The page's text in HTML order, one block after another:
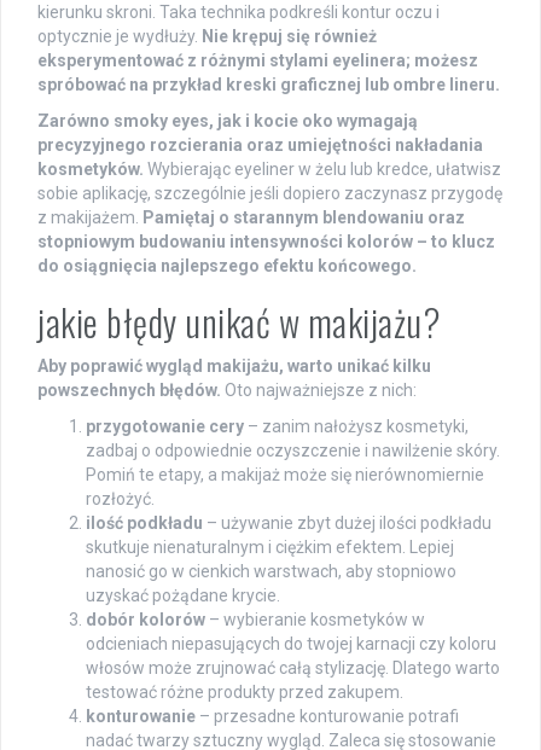
kierunku skroni. Taka technika podkreśli kontur oczu i
optycznie je wydłuży. Nie krępuj się również
eksperymentować z różnymi stylami eyelinera; możesz
spróbować na przykład kreski graficznej lub ombre lineru.
Zarówno smoky eyes, jak i kocie oko wymagają
precyzyjnego rozcierania oraz umiejętności nakładania
kosmetyków. Wybierając eyeliner w żelu lub kredce, ułatwisz
sobie aplikację, szczególnie jeśli dopiero zaczynasz przygodę
z makijażem. Pamiętaj o starannym blendowaniu oraz
stopniowym budowaniu intensywności kolorów – to klucz
do osiągnięcia najlepszego efektu końcowego.
jakie błędy unikać w makijażu?
Aby poprawić wygląd makijażu, warto unikać kilku
powszechnych błędów. Oto najważniejsze z nich:
przygotowanie cery – zanim nałożysz kosmetyki,
zadbaj o odpowiednie oczyszczenie i nawilżenie skóry.
Pomiń te etapy, a makijaż może się nierównomiernie
rozłożyć.
ilość podkładu – używanie zbyt dużej ilości podkładu
skutkuje nienaturalnym i ciężkim efektem. Lepiej
nanosić go w cienkich warstwach, aby stopniowo
uzyskać pożądane krycie.
dobór kolorów – wybieranie kosmetyków w
odcieniach niepasujących do twojej karnacji czy koloru
włosów może zrujnować całą stylizację. Dlatego warto
testować różne produkty przed zakupem.
konturowanie – przesadne konturowanie potrafi
nadać twarzy sztuczny wygląd. Zaleca się stosowanie